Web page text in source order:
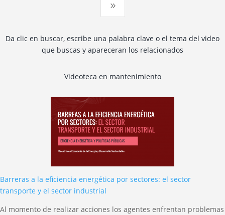
9
Da clic en buscar, escribe una palabra clave o el tema del video
que buscas y apareceran los relacionados
Videoteca en mantenimiento
Barreras a la eficiencia energética por sectores: el sector
transporte y el sector industrial
Al momento de realizar acciones los agentes enfrentan problemas